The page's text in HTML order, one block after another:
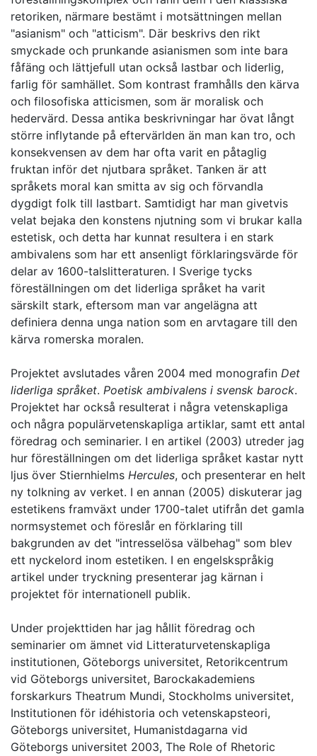
retoriken, närmare bestämt i motsättningen mellan
"asianism" och "atticism". Där beskrivs den rikt
smyckade och prunkande asianismen som inte bara
fåfäng och lättjefull utan också lastbar och liderlig,
farlig för samhället. Som kontrast framhålls den kärva
och filosofiska atticismen, som är moralisk och
hedervärd. Dessa antika beskrivningar har övat långt
större inflytande på eftervärlden än man kan tro, och
konsekvensen av dem har ofta varit en påtaglig
fruktan inför det njutbara språket. Tanken är att
språkets moral kan smitta av sig och förvandla
dygdigt folk till lastbart. Samtidigt har man givetvis
velat bejaka den konstens njutning som vi brukar kalla
estetisk, och detta har kunnat resultera i en stark
ambivalens som har ett ansenligt förklaringsvärde för
delar av 1600-talslitteraturen. I Sverige tycks
föreställningen om det liderliga språket ha varit
särskilt stark, eftersom man var angelägna att
definiera denna unga nation som en arvtagare till den
kärva romerska moralen.
Projektet avslutades våren 2004 med monografin Det
liderliga språket. Poetisk ambivalens i svensk barock.
Projektet har också resulterat i några vetenskapliga
och några populärvetenskapliga artiklar, samt ett antal
föredrag och seminarier. I en artikel (2003) utreder jag
hur föreställningen om det liderliga språket kastar nytt
ljus över Stiernhielms Hercules, och presenterar en helt
ny tolkning av verket. I en annan (2005) diskuterar jag
estetikens framväxt under 1700-talet utifrån det gamla
normsystemet och föreslår en förklaring till
bakgrunden av det "intresselösa välbehag" som blev
ett nyckelord inom estetiken. I en engelskspråkig
artikel under tryckning presenterar jag kärnan i
projektet för internationell publik.
Under projekttiden har jag hållit föredrag och
seminarier om ämnet vid Litteraturvetenskapliga
institutionen, Göteborgs universitet, Retorikcentrum
vid Göteborgs universitet, Barockakademiens
forskarkurs Theatrum Mundi, Stockholms universitet,
Institutionen för idéhistoria och vetenskapsteori,
Göteborgs universitet, Humanistdagarna vid
Göteborgs universitet 2003, The Role of Rhetoric